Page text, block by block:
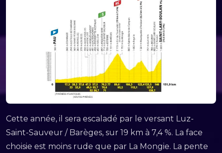
Cette année, il sera escaladé par le versant Luz-
Saint-Sauveur / Barèges, sur 19 km à 7,4 %. La face
choisie est moins rude que par La Mongie. La pente